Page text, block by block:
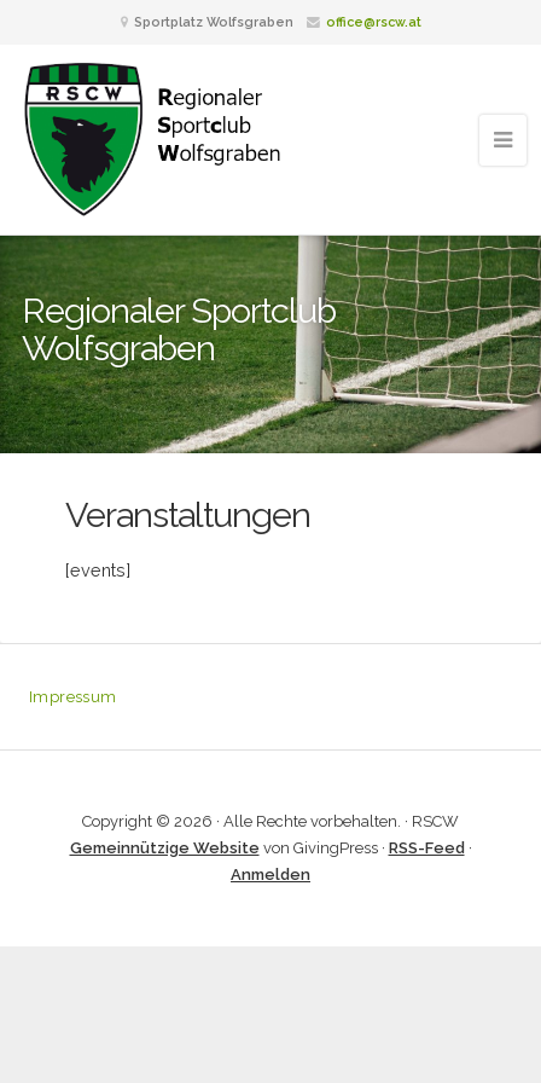
Sportplatz Wolfsgraben office@rscw.at
Regionaler Sportclub
Wolfsgraben
Veranstaltungen
[events]
Impressum
Copyright © 2026 · Alle Rechte vorbehalten. · RSCW
Gemeinnützige Website von GivingPress · RSS-Feed ·
Anmelden